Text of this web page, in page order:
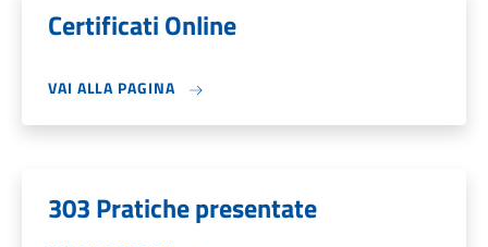
Certificati Online
VAI ALLA PAGINA
303 Pratiche presentate